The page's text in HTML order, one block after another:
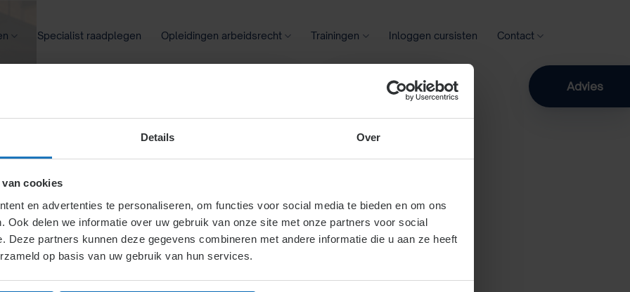
Details Over
cookies
en advertenties te personaliseren, om functies voor social media te bieden en om ons
Ook delen we informatie over uw gebruik van onze site met onze partners voor social
Deze partners kunnen deze gegevens combineren met andere informatie die u aan ze heeft
op basis van uw gebruik van hun services.
Specialist raadplegen Opleidingen arbeidsrecht Trainingen Inloggen cursisten Contact
Zoeken Advies
arbodienst
onafhankelijk, ondanks